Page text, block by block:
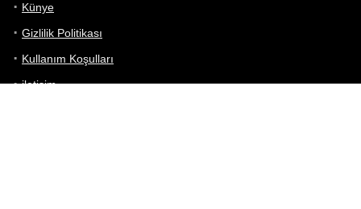
Künye
Gizlilik Politikası
Kullanım Koşulları
iletişim